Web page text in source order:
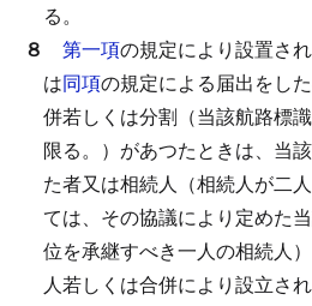
る。
８ 第一項の規定により設置さ
は同項の規定による届出をし
併若しくは分割（当該航路標
限る。）があつたときは、当
た者又は相続人（相続人が二
ては、その協議により定めた
位を承継すべき一人の相続人
人若しくは合併により設立さ